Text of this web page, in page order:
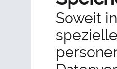
Soweit